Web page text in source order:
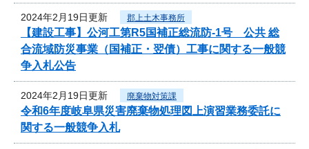
2024年2月19日更新 郡上土木事務所
【建設工事】公河工第R5国補正総流防-1号 公共 総
合流域防災事業（国補正・翌債）工事に関する一般競
争入札公告
2024年2月19日更新 廃棄物対策課
令和6年度岐阜県災害廃棄物処理図上演習業務委託に
関する一般競争入札